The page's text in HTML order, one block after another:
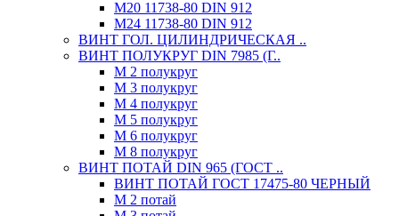
М20 11738-80 DIN 912
М24 11738-80 DIN 912
ВИНТ ГОЛ. ЦИЛИНДРИЧЕСКАЯ ..
ВИНТ ПОЛУКРУГ DIN 7985 (Г..
М 2 полукруг
М 3 полукруг
М 4 полукруг
М 5 полукруг
М 6 полукруг
М 8 полукруг
ВИНТ ПОТАЙ DIN 965 (ГОСТ ..
ВИНТ ПОТАЙ ГОСТ 17475-80 ЧЕРНЫЙ
М 2 потай